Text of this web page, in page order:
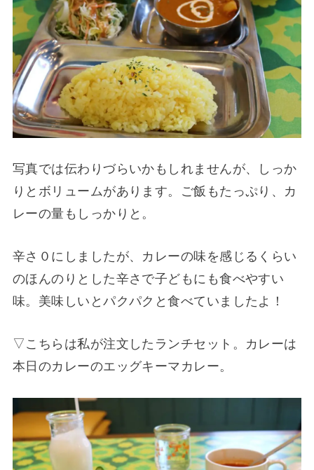
写真では伝わりづらいかもしれませんが、しっか
りとボリュームがあります。ご飯もたっぷり、カ
レーの量もしっかりと。
辛さ０にしましたが、カレーの味を感じるくらい
のほんのりとした辛さで子どもにも食べやすい
味。美味しいとパクパクと食べていましたよ！
▽こちらは私が注文したランチセット。カレーは
本日のカレーのエッグキーマカレー。